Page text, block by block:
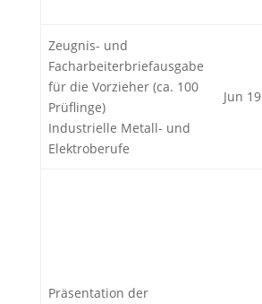
Zeugnis- und
Facharbeiterbriefausgabe
für die Vorzieher (ca. 100
Prüflinge)
Industrielle Metall- und
Elektroberufe
Jun 19
Präsentation der